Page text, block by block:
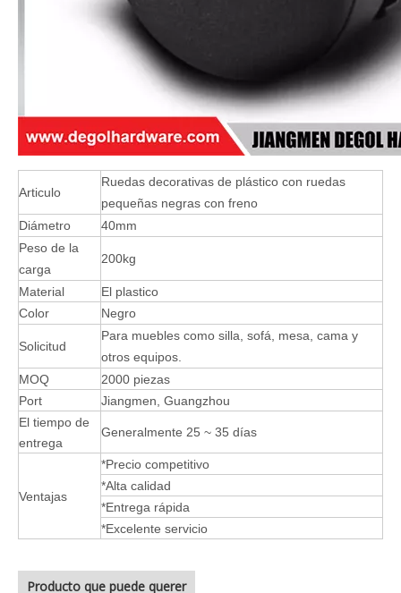
Articulo
Ruedas decorativas de plástico con ruedas
pequeñas negras con freno
Diámetro
40mm
Peso de la
carga
200kg
Material
El plastico
Color
Negro
Solicitud
Para muebles como silla, sofá, mesa, cama y
otros equipos.
MOQ
2000 piezas
Port
Jiangmen, Guangzhou
El tiempo de
entrega
Generalmente 25 ~ 35 días
Ventajas
*Precio competitivo
*Alta calidad
*Entrega rápida
*Excelente servicio
Producto que puede querer